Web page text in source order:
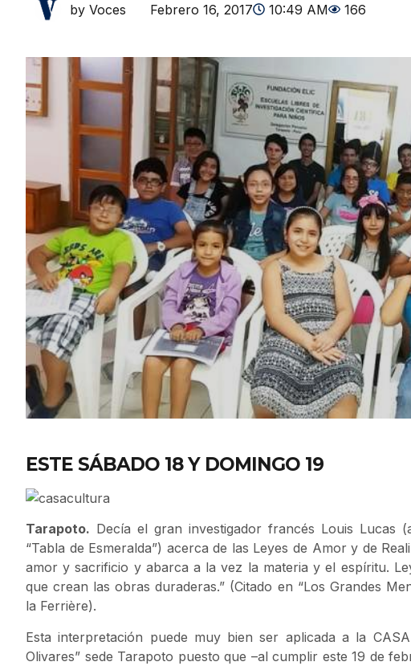
by Voces Febrero 16, 2017 10:49 AM 166
ESTE SÁBADO 18 Y DOMINGO 19
Tarapoto. Decía el gran investigador francés Louis Lucas
“Tabla de Esmeralda”) acerca de las Leyes de Amor y de
amor y sacrificio y abarca a la vez la materia y el espíritu.
que crean las obras duraderas.” (Citado en “Los Grandes
la Ferrière).
Esta interpretación puede muy bien ser aplicada a la
Olivares” sede Tarapoto puesto que –al cumplir este 19 de